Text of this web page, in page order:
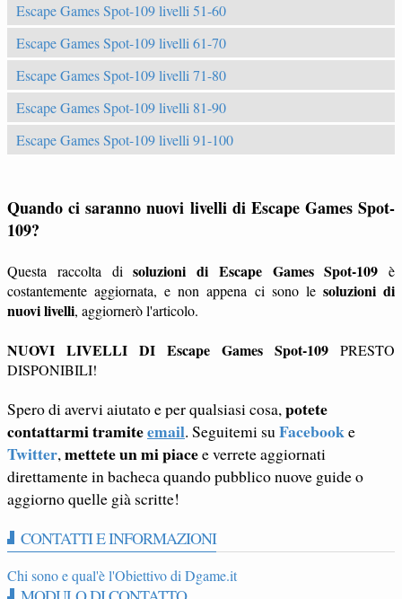
Escape Games Spot-109 livelli 51-60
Escape Games Spot-109 livelli 61-70
Escape Games Spot-109 livelli 71-80
Escape Games Spot-109 livelli 81-90
Escape Games Spot-109 livelli 91-100
Quando ci saranno nuovi livelli di Escape Games Spot-
109?
Questa raccolta disoluzioni di Escape Games Spot-109 è
costantemente aggiornata, e non appena ci sono le soluzioni di
nuovi livelli, aggiornerò l'articolo.
NUOVI LIVELLI DI Escape Games Spot-109 PRESTO
DISPONIBILI!
Spero di avervi aiutato e per qualsiasi cosa,potete
contattarmi tramiteemail. Seguitemi suFacebooke
Twitter,mettete un mi piacee verrete aggiornati
direttamente in bacheca quando pubblico nuove guide o
aggiorno quelle già scritte!
CONTATTI E INFORMAZIONI
Chi sono e qual'è l'Obiettivo di Dgame.it